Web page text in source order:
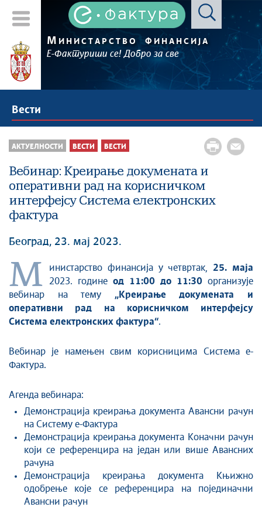
М ИНИСТАРСТВО ФИНАНСИЈА
Е-Фактуриши се! Добро за све
Вести
АКТУЕЛНОСТИ ВЕСТИ ВЕСТИ
Вебинар: Креирање докумената и
оперативни рад на корисничком
интерфејсу Система електронских
фактура
Београд, 23. мај 2023.
М инистарство финансија у четвртак, 25. мaja
2023. године од 11:00 до 11:30 организује
вебинар на тему „Креирање докумената и
оперативни рад на корисничком интерфејсу
Система електронских фактура“.
Вебинар је намењен свим корисницима Система е-
Фактура.
Агенда вебинара:
Демонстрација креирања документа Авансни рачун
на Систему е-Фактура
Демонстрација креирања документа Коначни рачун
који се референцира на један или више Авансних
рачуна
Демонстрација креирања документа Књижно
одобрење које се референцира на појединачни
Авансни рачун